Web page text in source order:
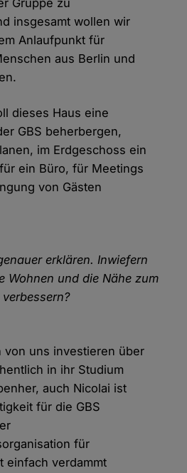
Gruppe zu
insgesamt wollen wir
Anlaufpunkt für
aus Berlin und
dieses Haus eine
GBS beherbergen,
im Erdgeschoss ein
ein Büro, für Meetings
von Gästen
erklären. Inwiefern
Wohnen und die Nähe zum
von uns investieren über
in ihr Studium
auch Nicolai ist
für die GBS
für
einfach verdammt